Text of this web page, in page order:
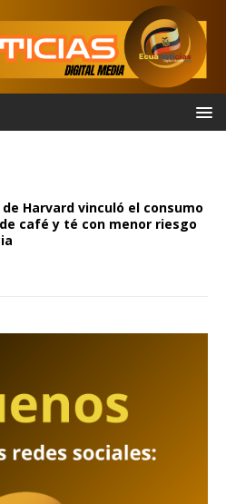
Harvard vinculó el consumo
café y té con menor riesgo